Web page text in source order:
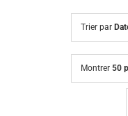
Trier par
Montrer 50